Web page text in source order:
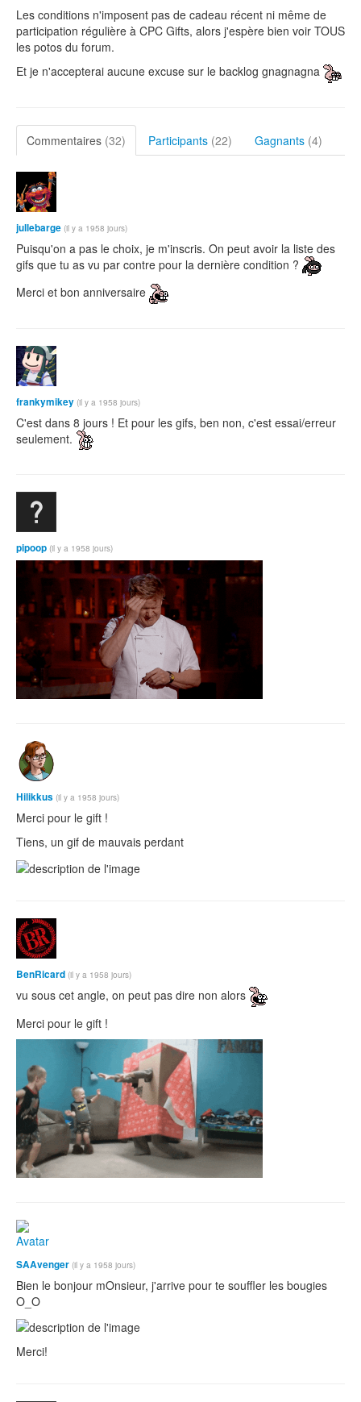
Les conditions n'imposent pas de cadeau récent ni même de
participation régulière à CPC Gifts, alors j'espère bien voir TOUS
les potos du forum.
Et je n'accepterai aucune excuse sur le backlog gnagnagna
Commentaires (32) Participants (22) Gagnants (4)
jullebarge (il y a 1958 jours)
Puisqu'on a pas le choix, je m'inscris. On peut avoir la liste des
gifs que tu as vu par contre pour la dernière condition ?
Merci et bon anniversaire
frankymikey (il y a 1958 jours)
C'est dans 8 jours ! Et pour les gifs, ben non, c'est essai/erreur
seulement.
pipoop (il y a 1958 jours)
Hilikkus (il y a 1958 jours)
Merci pour le gift !
Tiens, un gif de mauvais perdant
BenRicard (il y a 1958 jours)
vu sous cet angle, on peut pas dire non alors
Merci pour le gift !
SAAvenger (il y a 1958 jours)
Bien le bonjour mOnsieur, j'arrive pour te souffler les bougies
O_O
Merci!